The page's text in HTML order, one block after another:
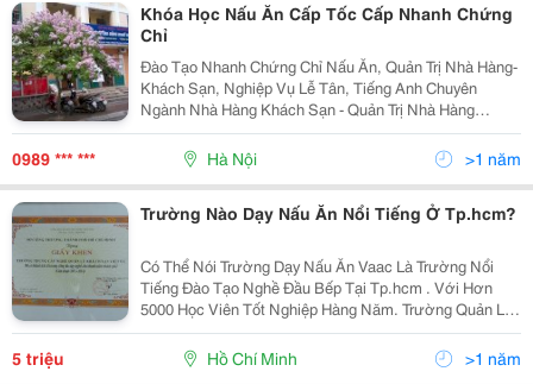
Khóa Học Nấu Ăn Cấp Tốc Cấp Nhanh Chứng
Chỉ
Đào Tạo Nhanh Chứng Chỉ Nấu Ăn, Quản Trị Nhà Hàng-
Khách Sạn, Nghiệp Vụ Lễ Tân, Tiếng Anh Chuyên
Ngành Nhà Hàng Khách Sạn - Quản Trị Nhà Hàng
Khách Sạn ( Lễ Tân, Bàn, Bar, Buồng Phòng, Nghiệp Vụ
Lưu Trú, Kỹ Năng Lãnh Đạo, Kỹ Năng Thuyết Khách,
Thực Hà
0989 *** *** Hà Nội >1 năm
Trường Nào Dạy Nấu Ăn Nổi Tiếng Ở Tp.hcm?
Có Thể Nói Trường Dạy Nấu Ăn Vaac Là Trường Nổi
Tiếng Đào Tạo Nghề Đầu Bếp Tại Tp.hcm . Với Hơn
5000 Học Viên Tốt Nghiệp Hàng Năm. Trường Quản Lý
Khách Sạn Việt Úc Được Xem Là Cái Nôi Cung Cấp
Nguồn Nhân Lực Tay Nghề Cao Cho Thị Trường Nhà
Hàng Khách
5 triệu Hồ Chí Minh >1 năm